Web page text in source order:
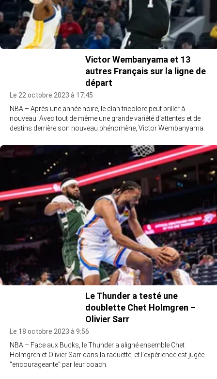
Victor Wembanyama et 13
autres Français sur la ligne de
départ
Le 22 octobre 2023 à 17:45
NBA – Après une année noire, le clan tricolore peut briller à
nouveau. Avec tout de même une grande variété d’attentes et de
destins derrière son nouveau phénomène, Victor Wembanyama.
Le Thunder a testé une
doublette Chet Holmgren –
Olivier Sarr
Le 18 octobre 2023 à 9:56
NBA – Face aux Bucks, le Thunder a aligné ensemble Chet
Holmgren et Olivier Sarr dans la raquette, et l’expérience est jugée
“encourageante” par leur coach.